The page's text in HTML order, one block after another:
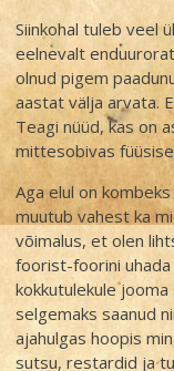
Siinkohal tuleb veel
eelnevalt
olnud pigem
aastat välja arvata.
Teagi nüüd, kas on
mittesobivas
Aga elul on
muutub vahest ka
võimalus, et olen
foorist-foorini uhada
kokkutulekule
selgemaks saanud
ajahulgas hoopis
sutsu, restardid ja